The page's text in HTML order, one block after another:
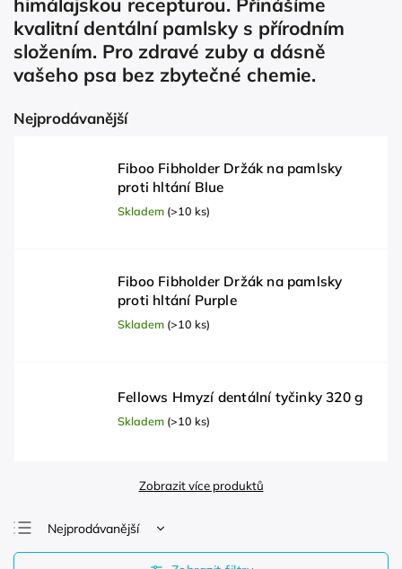
kvalitní dentální pamlsky s přírodním
složením. Pro zdravé zuby a dásně
vašeho psa bez zbytečné chemie.
Nejprodávanější
Fiboo Fibholder Držák na pamlsky
proti hltání Blue
Skladem (>10 ks)
Fiboo Fibholder Držák na pamlsky
proti hltání Purple
Skladem (>10 ks)
Fellows Hmyzí dentální tyčinky 320 g
Skladem (>10 ks)
Zobrazit více produktů
Nejprodávanější
Nejlevnější